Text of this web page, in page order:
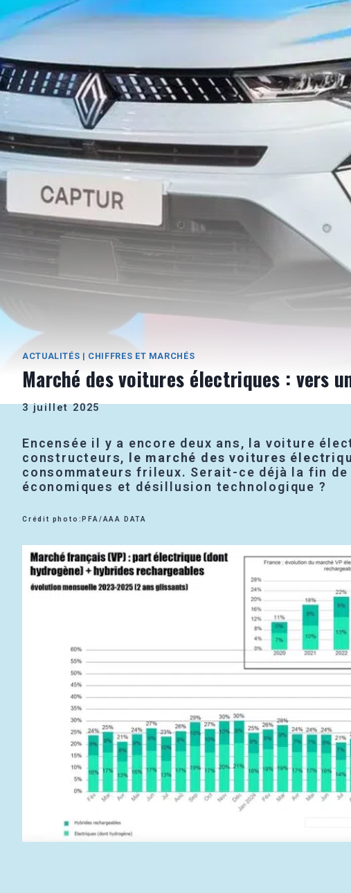
ACTUALITÉS | CHIFFRES ET MARCHÉS
Marché des voitures électriques : vers
3 juillet 2025
Encensée il y a encore deux ans, la voiture
constructeurs,
le marché des voitures
consommateurs frileux. Serait-ce déjà la fin
économiques et désillusion technologique ?
Crédit photo:PFA/AAA DATA